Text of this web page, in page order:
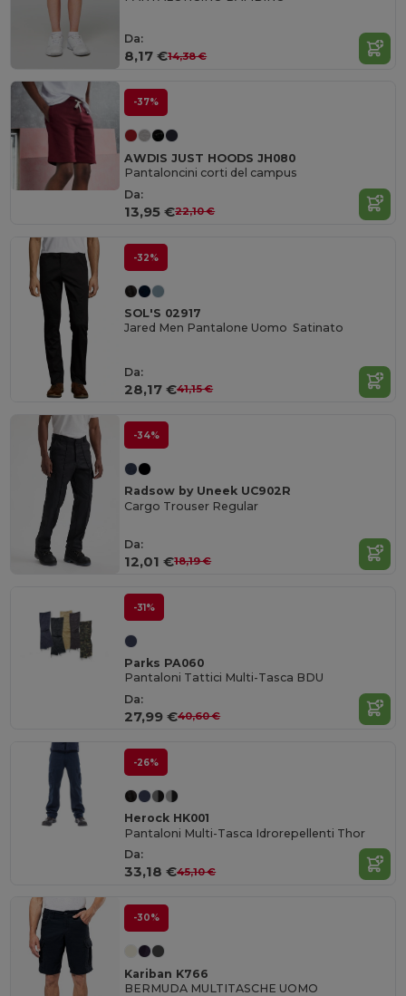
Da:
8,17 €14,38 €
-37%
AWDIS JUST HOODS JH080
Pantaloncini corti del campus
Da:
13,95 €22,10 €
-32%
SOL'S 02917
Jared Men Pantalone Uomo Satinato
Da:
28,17 €41,15 €
-34%
Radsow by Uneek UC902R
Cargo Trouser Regular
Da:
12,01 €18,19 €
-31%
Parks PA060
Pantaloni Tattici Multi-Tasca BDU
Da:
27,99 €40,60 €
-26%
Herock HK001
Pantaloni Multi-Tasca Idrorepellenti Thor
Da:
33,18 €45,10 €
-30%
Kariban K766
BERMUDA MULTITASCHE UOMO